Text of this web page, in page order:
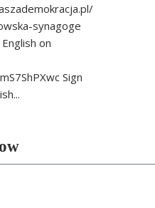
synagoge
on
Sign